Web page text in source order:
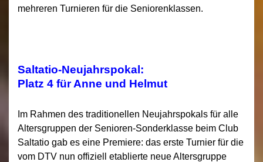
mehreren Turnieren für die Seniorenklassen.
Saltatio-Neujahrspokal:
Platz 4 für Anne und Helmut
Im Rahmen des traditionellen Neujahrspokals für alle
Altersgruppen der Senioren-Sonderklasse beim Club
Saltatio gab es eine Premiere: das erste Turnier für die
vom DTV nun offiziell etablierte neue Altersgruppe